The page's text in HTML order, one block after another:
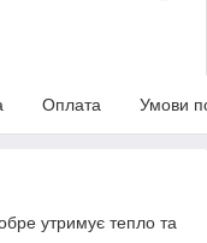
Оплата Умови
утримує тепло та